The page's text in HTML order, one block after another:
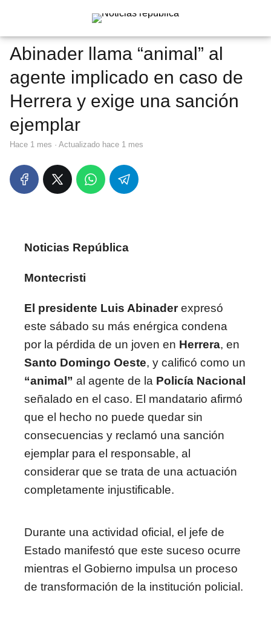
Abinader llama “animal” al
agente implicado en caso de
Herrera y exige una sanción
ejemplar
hace 1 mes · Actualizado hace 1 mes
Noticias República
Montecristi
El presidente Luis Abinaderexpresó
este sábado su más enérgica condena
por la pérdida de un joven en Herrera, en
Santo Domingo Oeste, y calificó como un
“animal” al agente de la Policía Nacional
señalado en el caso. El mandatario afirmó
que el hecho no puede quedar sin
consecuencias y reclamó una sanción
ejemplar para el responsable, al
considerar que se trata de una actuación
completamente injustificable.
Durante una actividad oficial, el jefe de
Estado manifestó que este suceso ocurre
mientras el Gobierno impulsa un proceso
de transformación de la institución policial.